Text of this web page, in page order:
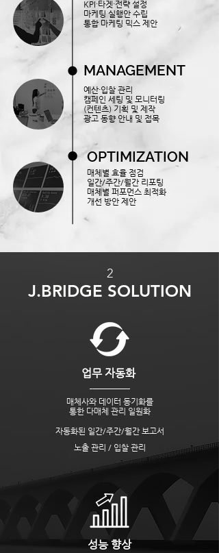
KPI·타겟·전략 설정
​마케팅 실행안 수립
​통합 마케팅 믹스 제안
MANAGEMENT
예산·입찰 관리
캠페인 세팅 및 모니터링
​(컨텐츠) 기획 및 제작
​광고 동향 안내 및 접목
OPTIMIZATION
매체별 효율 점검
일간/주간/월간 리포팅
매체별 퍼포먼스 최적화
​개선 방안 제안
2
J.BRIDGE SOLUTION
​업무 자동화
​매체사와 데이터 동기화를
​통한 다매체 관리 일원화
자동화된 일간/주간/월간 보고서
노출 관리 / 입찰 관리
성능 향상